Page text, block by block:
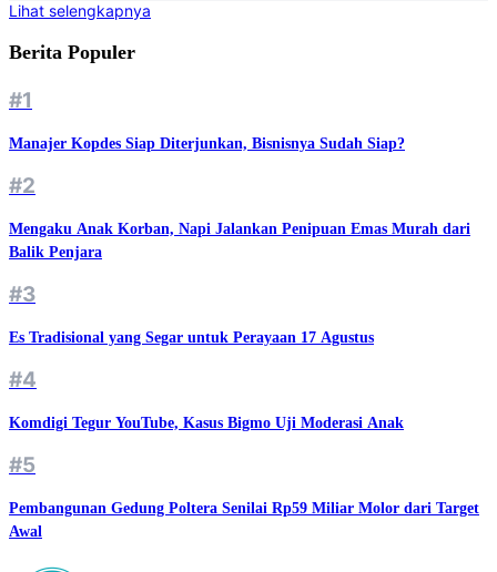
Lihat selengkapnya
Berita Populer
#1
Manajer Kopdes Siap Diterjunkan, Bisnisnya Sudah Siap?
#2
Mengaku Anak Korban, Napi Jalankan Penipuan Emas Murah dari
Balik Penjara
#3
Es Tradisional yang Segar untuk Perayaan 17 Agustus
#4
Komdigi Tegur YouTube, Kasus Bigmo Uji Moderasi Anak
#5
Pembangunan Gedung Poltera Senilai Rp59 Miliar Molor dari Target
Awal